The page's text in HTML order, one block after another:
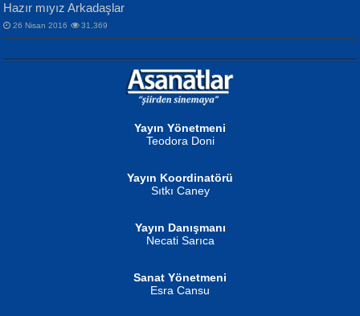
NURAN KÖSE BAYDAR
Ben Deniz Değilim ki...
Hazır mıyız Arkadaşlar
26 Nisan 2016 31,369
Yayın Yönetmeni
Teodora Doni
Yayın Koordinatörü
Sıtkı Caney
Yayın Danışmanı
Necati Sarıca
Sanat Yönetmeni
Esra Cansu